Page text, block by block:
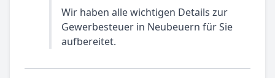
Wir haben alle wichtigen Details zur
Gewerbesteuer in Neubeuern für Sie
aufbereitet.